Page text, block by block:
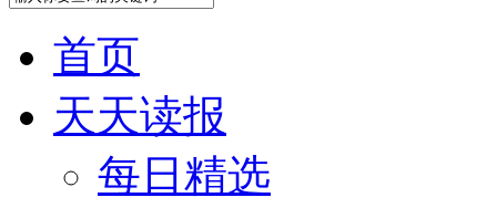
首页
天天读报
每日精选